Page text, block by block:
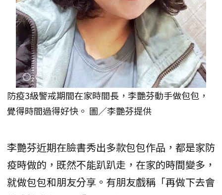
防疫3級警戒期間在家時間長，李艷芬動手做包包，
覺得時間過得好快。 圖／李艷芬提供
李艷芬近期在臉書秀出多款包包作品，都是家防
疫時做的，既然不能趴趴走，在家的時間變多，
就做包包和朋友分享。有朋友戲稱「再做下去會